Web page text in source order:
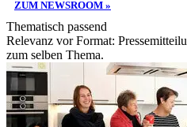
ZUM NEWSROOM »
Thematisch passend
Relevanz vor Format:
zum selben Thema.